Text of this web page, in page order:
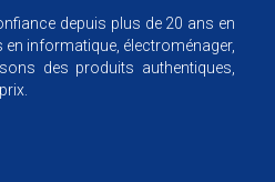
depuis plus de 20 ans en
informatique, électroménager,
des produits authentiques,